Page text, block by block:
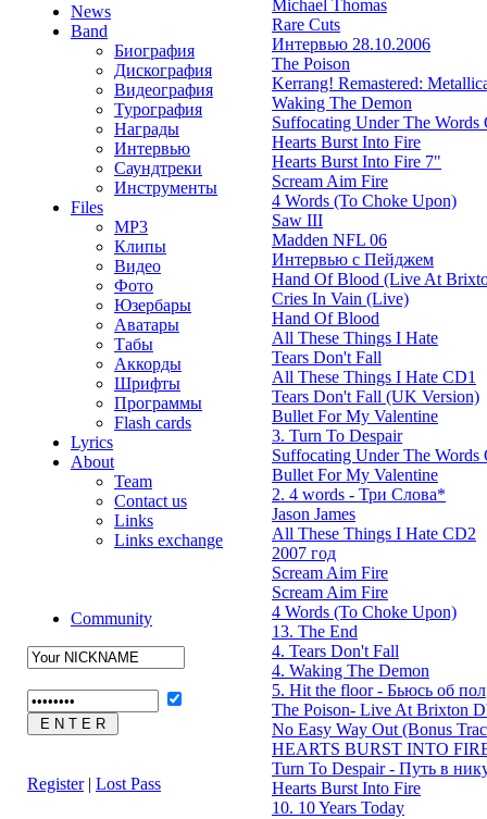
News
Band
Биография
Дискография
Видеография
Турография
Награды
Интервью
Саундтреки
Инструменты
Files
MP3
Клипы
Видео
Фото
Юзербары
Аватары
Табы
Аккорды
Шрифты
Программы
Flash cards
Lyrics
About
Team
Contact us
Links
Links exchange
Community
Register| Lost Pass
Michael Thomas
Rare Cuts
Интервью 28.10.2006
The Poison
Kerrang! Remastered:
Waking The Demon
Suffocating Under The Words
Hearts Burst Into Fire
Hearts Burst Into Fire 7"
Scream Aim Fire
4 Words (To Choke Upon)
Saw III
Madden NFL 06
Интервью с Пейджем
Hand Of Blood (Live At
Cries In Vain (Live)
Hand Of Blood
All These Things I Hate
Tears Don't Fall
All These Things I Hate CD1
Tears Don't Fall (UK Version)
Bullet For My Valentine
3. Turn To Despair
Suffocating Under The Words
Bullet For My Valentine
2. 4 words - Три Слова*
Jason James
All These Things I Hate CD2
2007 год
Scream Aim Fire
Scream Aim Fire
4 Words (To Choke Upon)
13. The End
4. Tears Don't Fall
4. Waking The Demon
5. Hit the floor - Бьюсь об пол
The Poison- Live At Brixton
No Easy Way Out (Bonus
HEARTS BURST INTO
Turn To Despair - Путь в
Hearts Burst Into Fire
10. 10 Years Today